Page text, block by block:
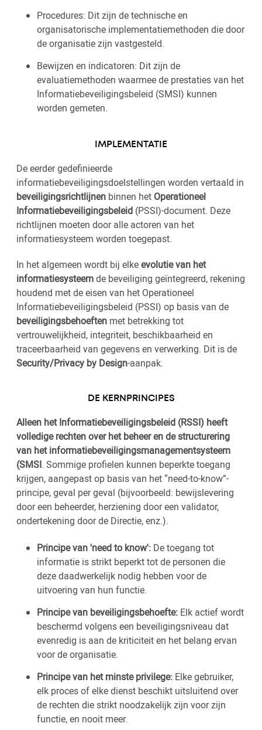
Procedures: Dit zijn de technische en
organisatorische implementatiemethoden die door
de organisatie zijn vastgesteld.
Bewijzen en indicatoren: Dit zijn de
evaluatiemethoden waarmee de prestaties van het
Informatiebeveiligingsbeleid (SMSI) kunnen
worden gemeten.
IMPLEMENTATIE
De eerder gedefinieerde
informatiebeveiligingsdoelstellingen worden vertaald in
beveiligingsrichtlijnen binnen het Operationeel
Informatiebeveiligingsbeleid (PSSI)-document. Deze
richtlijnen moeten door alle actoren van het
informatiesysteem worden toegepast.
In het algemeen wordt bij elkeevolutie van het
informatiesysteemde beveiliging geïntegreerd, rekening
houdend met de eisen van het Operationeel
Informatiebeveiligingsbeleid (PSSI) op basis van de
beveiligingsbehoeften met betrekking tot
vertrouwelijkheid, integriteit, beschikbaarheid en
traceerbaarheid van gegevens en verwerking. Dit is de
Security/Privacy by Design-aanpak.
DE KERNPRINCIPES
Alleen het Informatiebeveiligingsbeleid (RSSI) heeft
volledige rechten over het beheer en de structurering
van het informatiebeveiligingsmanagementsysteem
(SMSI. Sommige profielen kunnen beperkte toegang
krijgen, aangepast op basis van het “need-to-know”-
principe, geval per geval (bijvoorbeeld: bewijslevering
door een beheerder, herziening door een validator,
ondertekening door de Directie, enz.).
Principe van 'need to know': De toegang tot
informatie is strikt beperkt tot de personen die
deze daadwerkelijk nodig hebben voor de
uitvoering van hun functie.
Principe van beveiligingsbehoefte: Elk actief wordt
beschermd volgens een beveiligingsniveau dat
evenredig is aan de kriticiteit en het belang ervan
voor de organisatie.
Principe van het minste privilege: Elke gebruiker,
elk proces of elke dienst beschikt uitsluitend over
de rechten die strikt noodzakelijk zijn voor zijn
functie, en nooit meer.